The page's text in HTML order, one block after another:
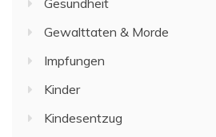
Gewalttaten & Morde
Impfungen
Kinder
Kindesentzug